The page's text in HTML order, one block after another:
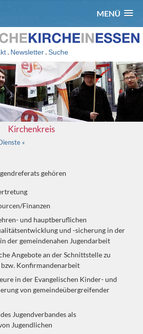
MENÜ
. Newsletter.Suche
Kirchenkreis
«
gehören
Finanzen
und hauptberuflichen
und -sicherung in der
der gemeindenahen Jugendarbeit
Angebote an der Schnittstelle zu
bzw. Konfirmandenarbeit
in der Evangelischen Kinder- und
von gemeindeübergreifender
Jugendverbandes als
Jugendlichen